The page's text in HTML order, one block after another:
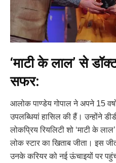
‘माटी के लाल’ से
सफर:
आलोक पाण्डेय गोपाल ने अपने 15
उपलब्धियां हासिल की हैं। उन्होंने
लोकप्रिय रियलिटी शो ‘माटी के
लोक स्टार का खिताब जीता। इस
उनके करियर को नई ऊंचाइयों पर